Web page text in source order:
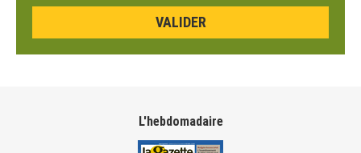
L'hebdomadaire